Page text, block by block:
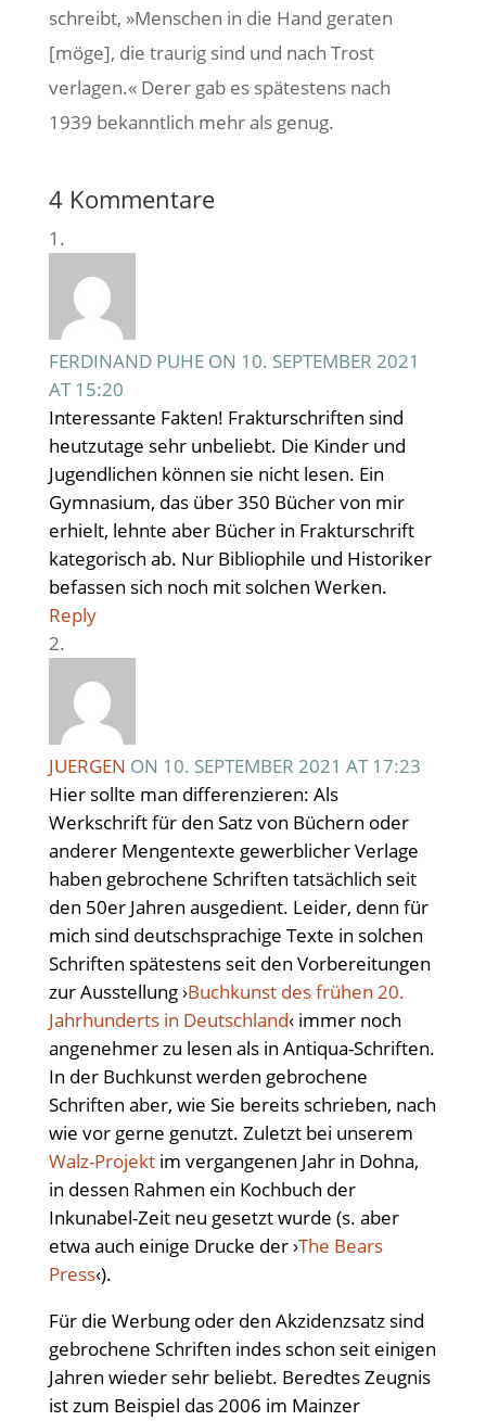
schreibt, »Menschen in die Hand geraten
[möge], die traurig sind und nach Trost
verlagen.« Derer gab es spätestens nach
1939 bekanntlich mehr als genug.
4 Kommentare
FERDINAND PUHE ON 10. SEPTEMBER 2021
AT 15:20
Interessante Fakten! Frakturschriften sind
heutzutage sehr unbeliebt. Die Kinder und
Jugendlichen können sie nicht lesen. Ein
Gymnasium, das über 350 Bücher von mir
erhielt, lehnte aber Bücher in Frakturschrift
kategorisch ab. Nur Bibliophile und Historiker
befassen sich noch mit solchen Werken.
Reply
JUERGEN ON 10. SEPTEMBER 2021 AT 17:23
Hier sollte man differenzieren: Als
Werkschrift für den Satz von Büchern oder
anderer Mengentexte gewerblicher Verlage
haben gebrochene Schriften tatsächlich seit
den 50er Jahren ausgedient. Leider, denn für
mich sind deutschsprachige Texte in solchen
Schriften spätestens seit den Vorbereitungen
zur Ausstellung ›Buchkunst des frühen 20.
Jahrhunderts in Deutschland‹ immer noch
angenehmer zu lesen als in Antiqua-Schriften.
In der Buchkunst werden gebrochene
Schriften aber, wie Sie bereits schrieben, nach
wie vor gerne genutzt. Zuletzt bei unserem
Walz-Projektim vergangenen Jahr in Dohna,
in dessen Rahmen ein Kochbuch der
Inkunabel-Zeit neu gesetzt wurde (s. aber
etwa auch einige Drucke der ›The Bears
Press‹).
Für die Werbung oder den Akzidenzsatz sind
gebrochene Schriften indes schon seit einigen
Jahren wieder sehr beliebt. Beredtes Zeugnis
ist zum Beispiel das 2006 im Mainzer